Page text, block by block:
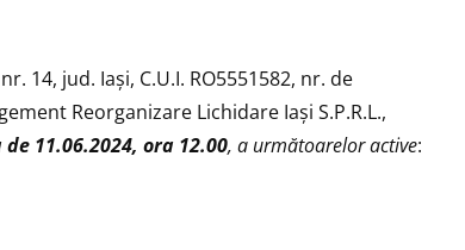
14, jud. Iaşi, C.U.I. RO5551582, nr. de
Reorganizare Lichidare Iaşi S.P.R.L.,
11.06.2024, ora 12.00, a următoarelor active: